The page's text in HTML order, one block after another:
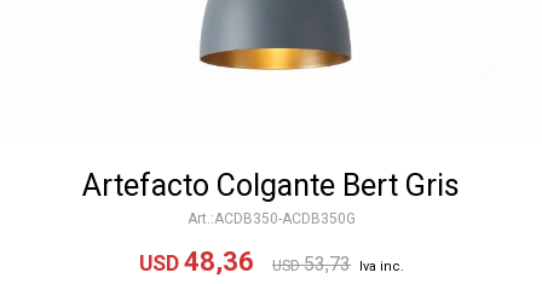
Artefacto Colgante Bert Gris
ACDB350-ACDB350G
USD 48,36 USD 53,73